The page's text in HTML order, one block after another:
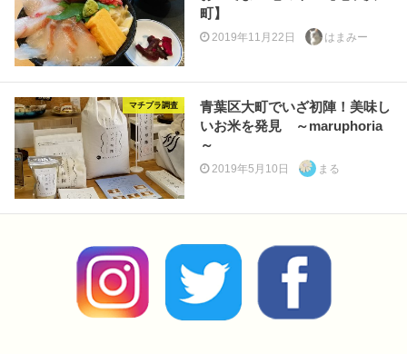
町】
2019年11月22日 はまみー
マチプラ調査
青葉区大町でいざ初陣！美味し
いお米を発見 ～maruphoria
～
2019年5月10日 まる